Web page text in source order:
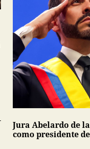
Jura Abelardo de
como presidente